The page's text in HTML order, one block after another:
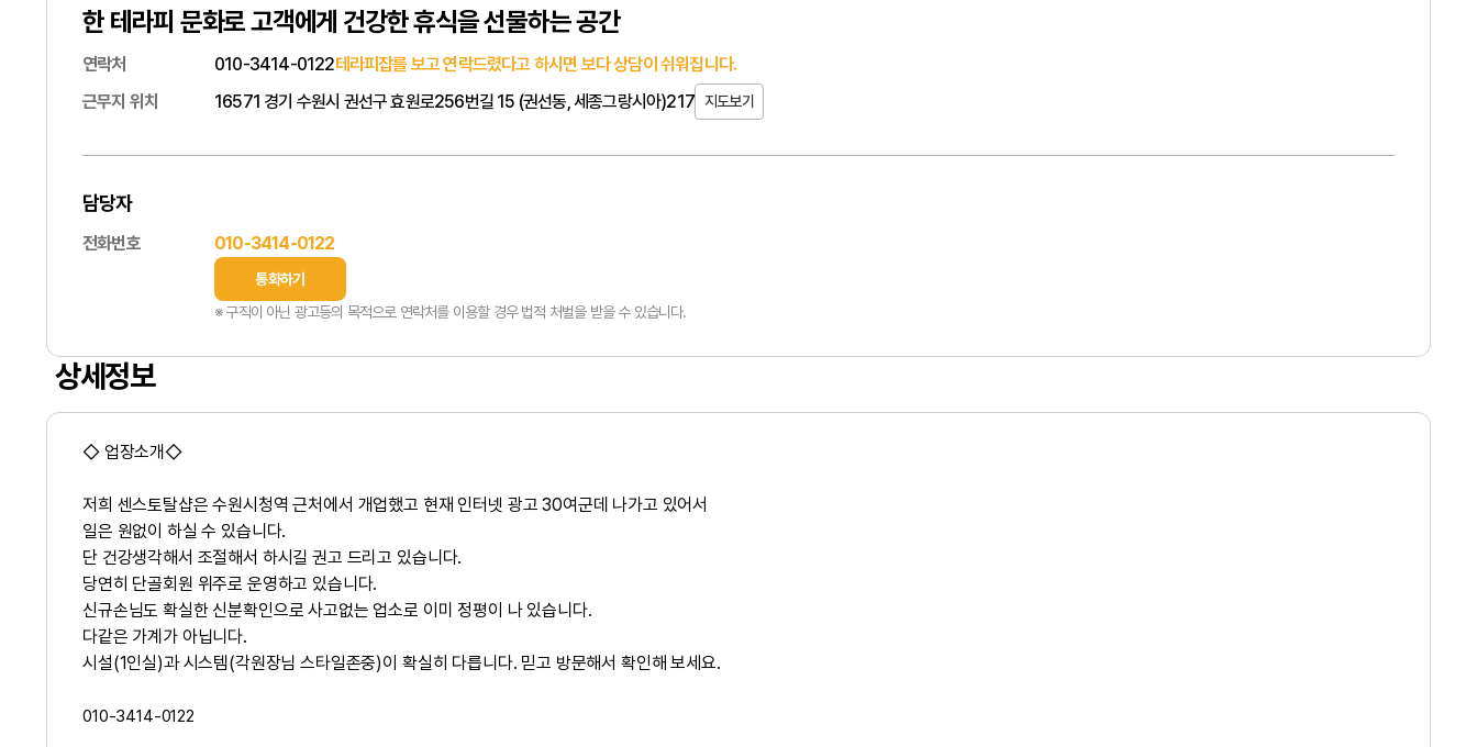
한 테라피 문화로 고객에게 건강한 휴식을 선물하는 공간
연락처 010-3414-0122테라피잡를 보고 연락드렸다고 하시면 보다 상담이 쉬워집니다.
근무지 위치
16571 경기 수원시 권선구 효원로256번길 15 (권선동, 세종그랑시아)217 지도보기
담당자
전화번호 010-3414-0122
통화하기
※ 구직이 아닌 광고등의 목적으로 연락처를 이용할 경우 법적 처벌을 받을 수 있습니다.
상세정보
◇ 업장소개◇
저희 센스토탈샵은 수원시청역 근처에서 개업했고 현재 인터넷 광고 30여군데 나가고 있어서
일은 원없이 하실 수 있습니다.
단 건강생각해서 조절해서 하시길 권고 드리고 있습니다.
당연히 단골회원 위주로 운영하고 있습니다.
신규손님도 확실한 신분확인으로 사고없는 업소로 이미 정평이 나 있습니다.
다같은 가계가 아닙니다.
시설(1인실)과 시스템(각원장님 스타일존중)이 확실히 다릅니다. 믿고 방문해서 확인해 보세요.
010-3414-0122